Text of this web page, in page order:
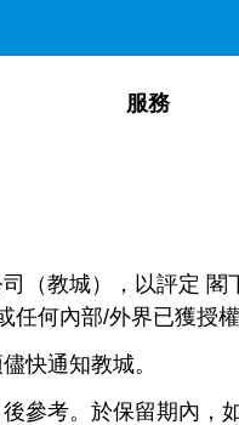
服務
（教城），以評定
何內部/外界已獲授
快通知教城。
參考。於保留期內